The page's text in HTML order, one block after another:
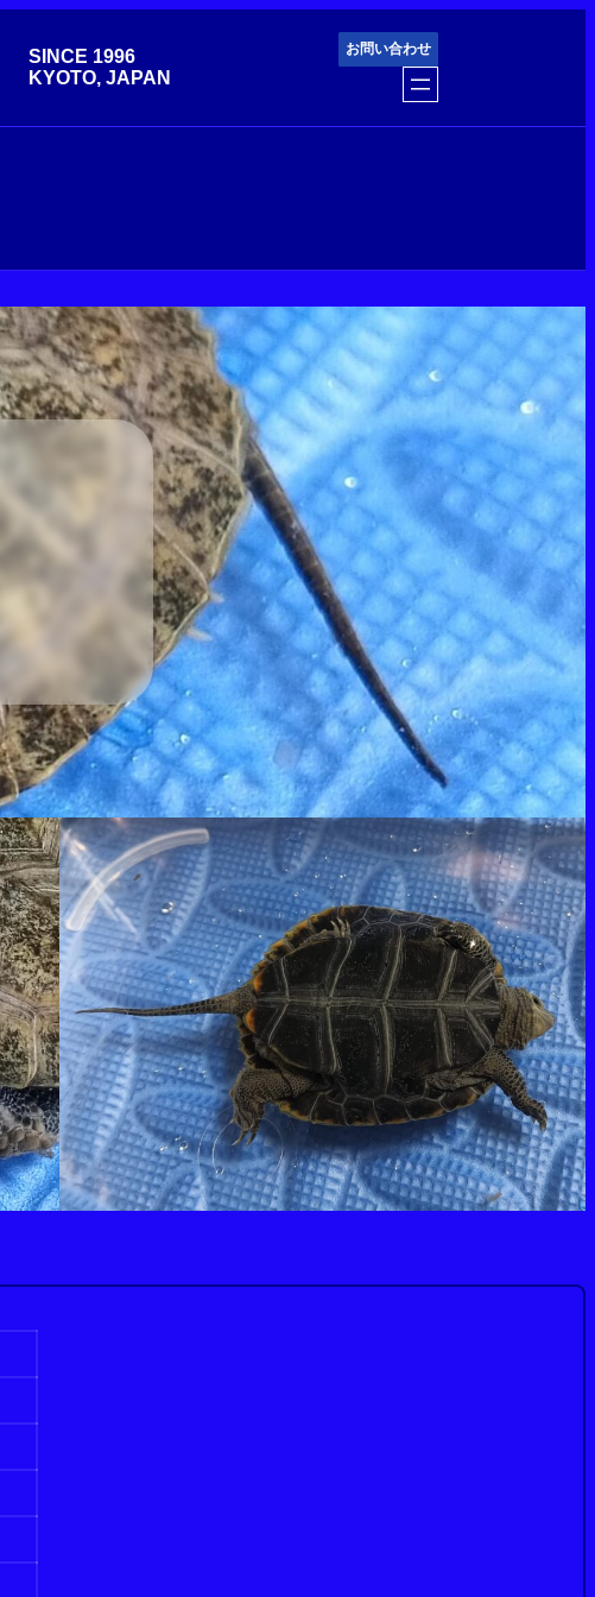
SINCE 1996
KYOTO, JAPAN
お問い合わせ